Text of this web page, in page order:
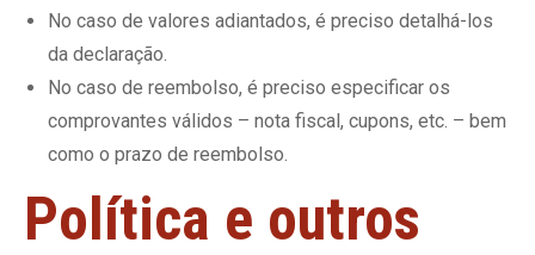
No caso de valores adiantados, é preciso detalhá-los
da declaração.
No caso de reembolso, é preciso especificar os
comprovantes válidos – nota fiscal, cupons, etc. – bem
como o prazo de reembolso.
Política e outros